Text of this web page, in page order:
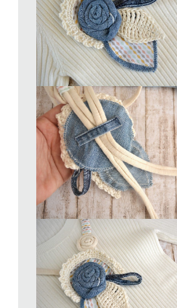
dall’altro formate le due campanelle. È
cerchi a metà e quindi fissarli con la colla
Tagliate un rettangolo di jeans 30x4cm e
lunghezza per creare un cordone.
fissandolo con la colla a caldo.
Create una foglia a uncinetto seguendo
avviate 12 catenelle, lavorate il primo
bassissima, 1 maglia bassa, 1 mezza
alta, 4 maglie altissime, 1 maglia alta, 1
maglia bassa, 1 maglia bassissima.* Gira
da * a *. Taglia e nascondi il filo.
Bordura a uncinetto:
avviate 35 catenelle e lavorate il primo
2° giro *1 maglia bassa, 3 catenelle,
ripetete da * a * per tutto la lunghezza.
Assemblate i vari elementi. Ponete sul
foglie e quindi il fiore creato con il